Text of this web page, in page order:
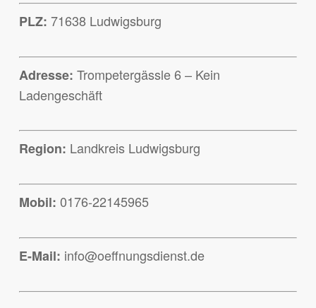
PLZ: 71638 Ludwigsburg
Adresse: Trompetergässle 6 – Kein
Ladengeschäft
Region: Landkreis Ludwigsburg
Mobil: 0176-22145965
E-Mail: info@oeffnungsdienst.de